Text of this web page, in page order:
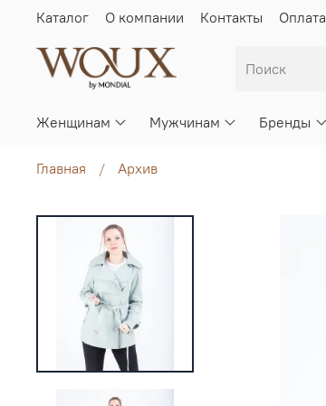
Каталог О компании Контакты Оплата
Женщинам Мужчинам Бренды
Главная Архив